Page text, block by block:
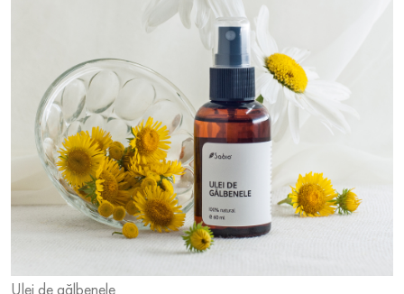
Ulei de gălbenele